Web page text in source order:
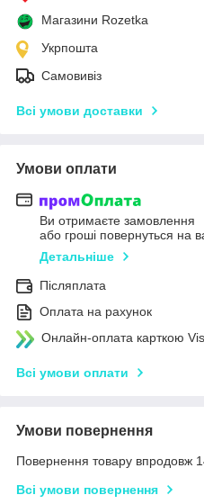
Магазини Rozetka
Укрпошта
Самовивіз
Всі умови доставки
Умови оплати
Ви отримаєте замовлення
або гроші повернуться на
Детальніше
Післяплата
Оплата на рахунок
Онлайн-оплата карткою
Всі умови оплати
Умови повернення
Повернення товару впродовж
Всі умови повернення